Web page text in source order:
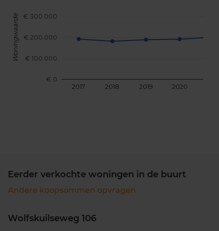
2017 2018 2019 2020
€ 0
€ 100.000
€ 200.000
€ 300.000
Woningwaarde
Eerder verkochte woningen in de buurt
Andere koopsommen opvragen
Wolfskuilseweg 106